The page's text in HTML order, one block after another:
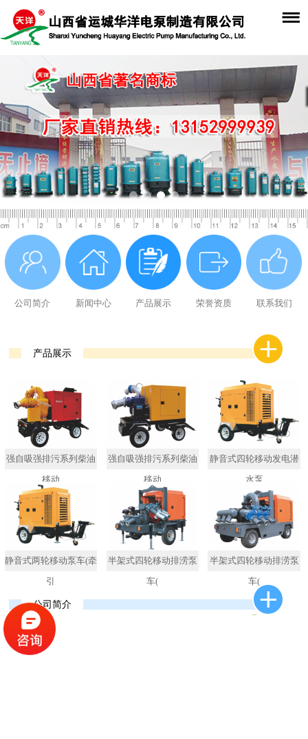
公司简介 新闻中心 产品展示 荣誉资质 联系我们
产品展示
强自吸强排污系列柴油
移动
强自吸强排污系列柴油
移动
静音式四轮移动发电潜
水泵
静音式两轮移动泵车(牵
引
半架式四轮移动排涝泵
车(
半架式四轮移动排涝泵
车(
公司简介